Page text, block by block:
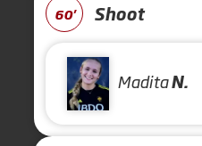
60' Shoot
MaditaN.